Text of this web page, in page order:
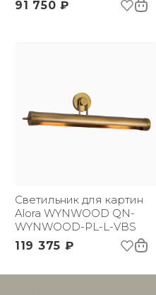
91 750 ₽
Светильник для картин
Alora WYNWOOD QN-
WYNWOOD-PL-L-VBS
119 375 ₽